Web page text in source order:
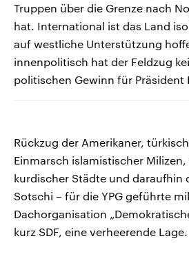
Truppen über die Grenze nach
hat. International ist das Land
auf westliche Unterstützung
innenpolitisch hat der Feldzug
politischen Gewinn für Präsident
Rückzug der Amerikaner,
Einmarsch islamistischer
kurdischer Städte und daraufhin
Sotschi – für die YPG geführte
Dachorganisation
kurz SDF, eine verheerende Lage.